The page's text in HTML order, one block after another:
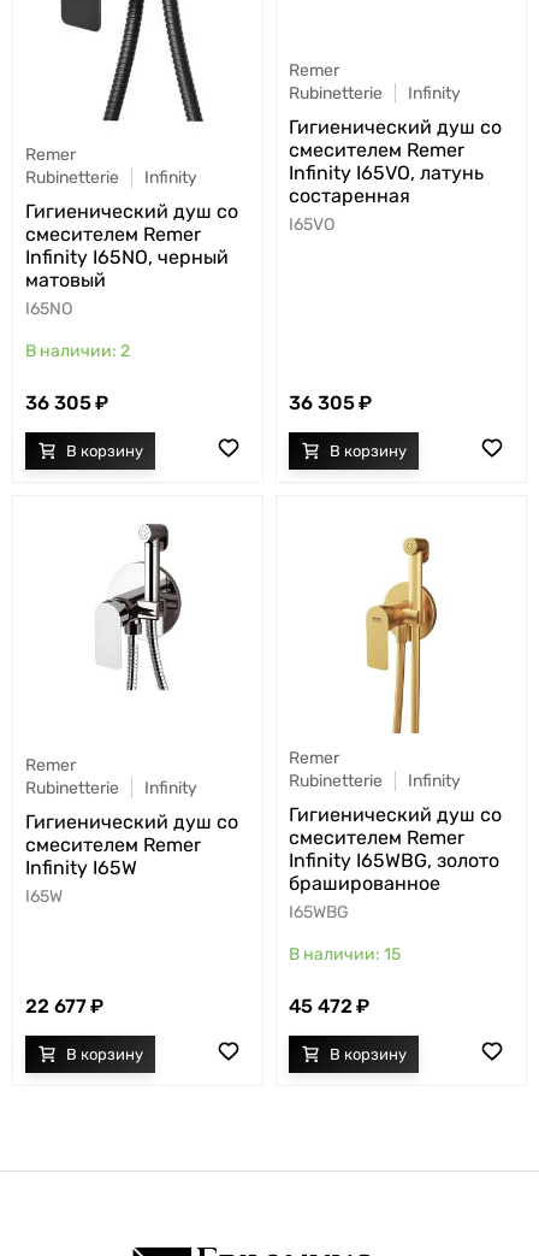
Remer
Rubinetterie
Infinity
Гигиенический душ со
смесителем Remer
Infinity I65NO, черный
матовый
I65NO
2
36 305
Remer
Rubinetterie
Infinity
Гигиенический душ со
смесителем Remer
Infinity I65VO, латунь
состаренная
I65VO
36 305
Remer
Rubinetterie
Infinity
Гигиенический душ со
смесителем Remer
Infinity I65W
I65W
22 677
Remer
Rubinetterie
Infinity
Гигиенический душ со
смесителем Remer
Infinity I65WBG, золото
брашированное
I65WBG
15
45 472